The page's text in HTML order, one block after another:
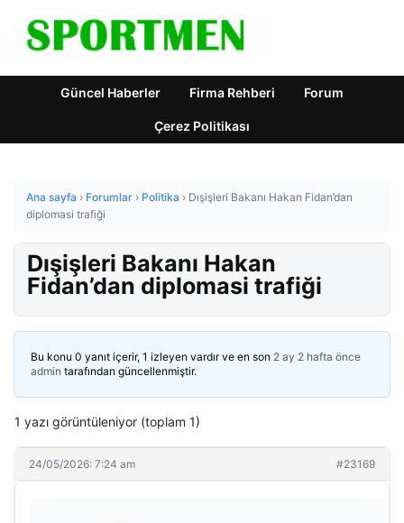
Güncel Haberler Firma Rehberi Forum
Çerez Politikası
Ana sayfa › Forumlar › Politika › Dışişleri Bakanı Hakan Fidan’dan
diplomasi trafiği
Dışişleri Bakanı Hakan
Fidan’dan diplomasi trafiği
Bu konu 0 yanıt içerir, 1 izleyen vardır ve en son 2 ay 2 hafta önce
admin tarafından güncellenmiştir.
1 yazı görüntüleniyor (toplam 1)
24/05/2026: 7:24 am #23169